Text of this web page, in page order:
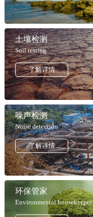
土壤检测
Soil testing
了解详情
噪声检测
Noise detection
了解详情
环保管家
Environmental housekeeper